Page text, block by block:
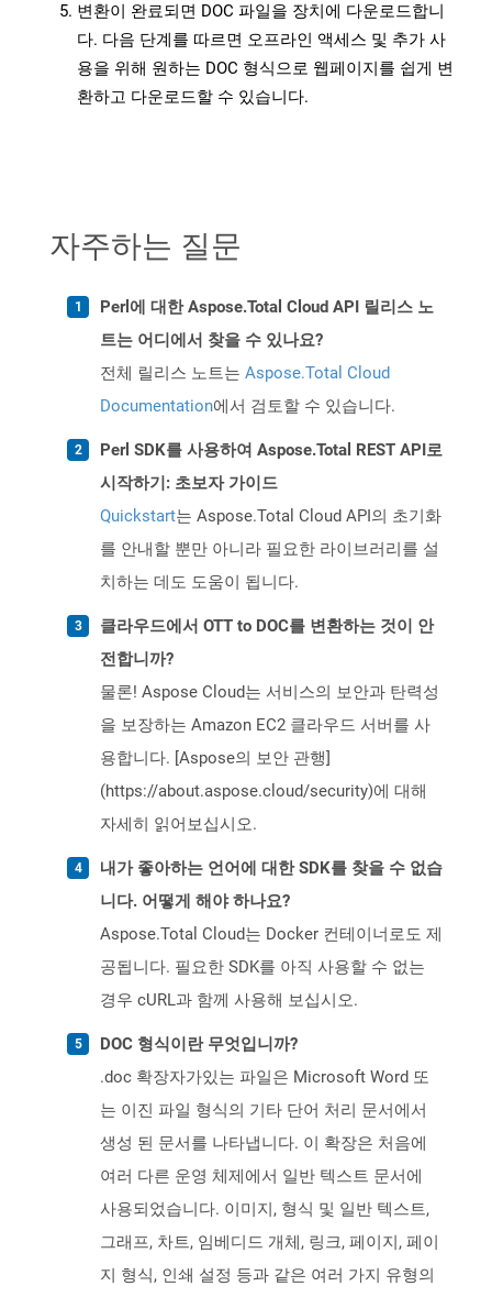
변환이 완료되면 DOC 파일을 장치에 다운로드합니
다. 다음 단계를 따르면 오프라인 액세스 및 추가 사
용을 위해 원하는 DOC 형식으로 웹페이지를 쉽게 변
환하고 다운로드할 수 있습니다.
자주하는 질문
Perl에 대한 Aspose.Total Cloud API 릴리스 노
트는 어디에서 찾을 수 있나요?
전체 릴리스 노트는 Aspose.Total Cloud
Documentation에서 검토할 수 있습니다.
Perl SDK를 사용하여 Aspose.Total REST API로
시작하기: 초보자 가이드
Quickstart는 Aspose.Total Cloud API의 초기화
를 안내할 뿐만 아니라 필요한 라이브러리를 설
치하는 데도 도움이 됩니다.
클라우드에서 OTT to DOC를 변환하는 것이 안
전합니까?
물론! Aspose Cloud는 서비스의 보안과 탄력성
을 보장하는 Amazon EC2 클라우드 서버를 사
용합니다. [Aspose의 보안 관행]
(https://about.aspose.cloud/security)에 대해
자세히 읽어보십시오.
내가 좋아하는 언어에 대한 SDK를 찾을 수 없습
니다. 어떻게 해야 하나요?
Aspose.Total Cloud는 Docker 컨테이너로도 제
공됩니다. 필요한 SDK를 아직 사용할 수 없는
경우 cURL과 함께 사용해 보십시오.
DOC 형식이란 무엇입니까?
.doc 확장자가있는 파일은 Microsoft Word 또
는 이진 파일 형식의 기타 단어 처리 문서에서
생성 된 문서를 나타냅니다. 이 확장은 처음에
여러 다른 운영 체제에서 일반 텍스트 문서에
사용되었습니다. 이미지, 형식 및 일반 텍스트,
그래프, 차트, 임베디드 개체, 링크, 페이지, 페이
지 형식, 인쇄 설정 등과 같은 여러 가지 유형의